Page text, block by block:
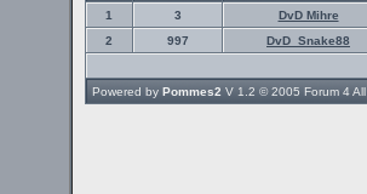
1
3 DvD Mihre
2
997 DvD_Snake88
Powered by Pommes2 V 1.2 © 2005 Forum 4 All